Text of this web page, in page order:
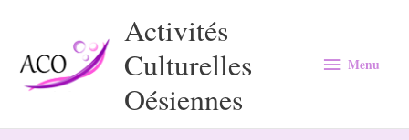
contenu
Activités
Culturelles
Oésiennes
Menu
Menu